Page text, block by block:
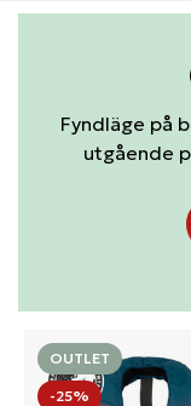
Fyndläge på
utgående
OUTLET
-25%